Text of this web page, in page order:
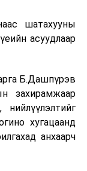
түлшээр
хүрээнд
шахмал түлш
6098 өрхөд
ажиллах
өрх нь
бага оноо
орлогогүй
хаяггүй
шатахууны
асуудлаар
Б.Дашпүрэв
захирамжаар
хугацаанд
анхаарч